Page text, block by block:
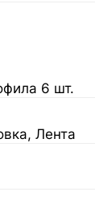
6 шт.
Лента